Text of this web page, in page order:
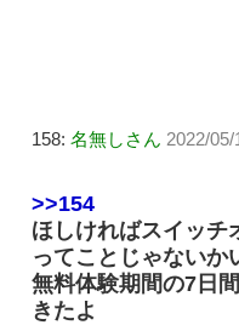
158: 名無しさん 2022/
>>154
ほしければスイッチ
ってことじゃないか
無料体験期間の7日
きたよ